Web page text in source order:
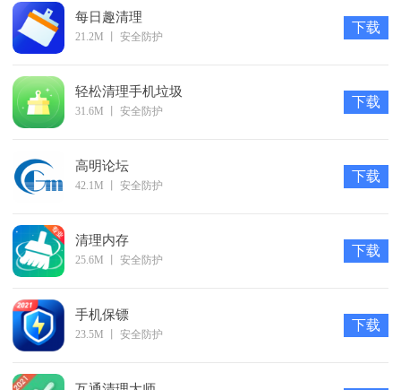
患;
3、实现了及时上报事件的工作，有效帮助企业不造成重大
4、风险地球app提供丰富的自救指南内容，用户可以自行
在线查看，了解详情。
1、风险评估
快速测评风险，获取解决方案，发现生活中的潜在风险。
2、损失手记
积极的风险管理从记录每一笔损失开始，寻求好友安慰更能
收到神秘礼包。
3、化险为夷
风控拿奖励，传递正能量，风险地球app让您的生活更加安
更新日志
每日趣清理
21.2M 安全防护
下载
轻松清理手机垃圾
31.6M 安全防护
下载
高明论坛
42.1M 安全防护
下载
清理内存
25.6M 安全防护
下载
手机保镖
23.5M 安全防护
下载